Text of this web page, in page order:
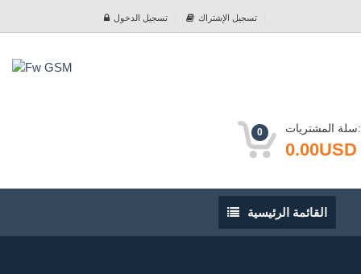
تسجيل الدخول تسجيل الإشتراك
0 سلة المشتريات:
0.00USD
القائمة
الرئيسية
القائمة الرئيسية